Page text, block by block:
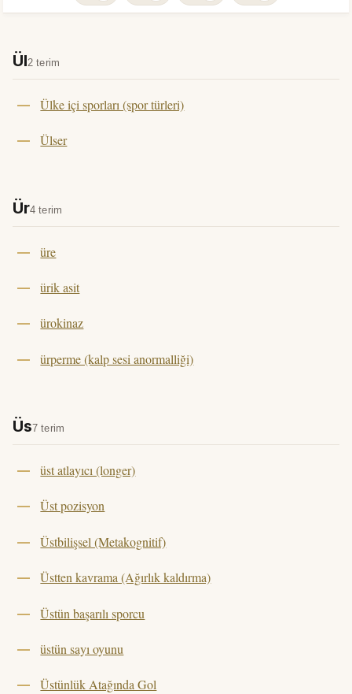
Ül2 terim
Ülke içi sporları (spor türleri)
Ülser
Ür4 terim
üre
ürik asit
ürokinaz
ürperme (kalp sesi anormalliği)
Üs7 terim
üst atlayıcı (longer)
Üst pozisyon
Üstbilişsel (Metakognitif)
Üstten kavrama (Ağırlık kaldırma)
Üstün başarılı sporcu
üstün sayı oyunu
Üstünlük Atağında Gol